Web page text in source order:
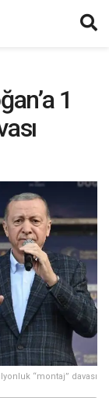
1
“montaj” davası